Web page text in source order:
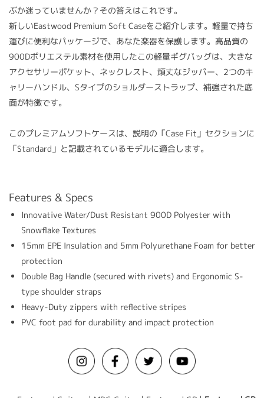
ぶか迷っていませんか？その答えはこれです。
新しいEastwood Premium Soft Caseをご紹介します。軽量で持ち
運びに便利なパッケージで、あなた楽器を保護します。高品質の
900Dポリエステル素材を使用したこの軽量ギグバッグは、大きな
アクセサリーポケット、ネックレスト、頑丈なジッパー、2つのキ
ャリーハンドル、Sタイプのショルダーストラップ、補強された底
面が特徴です。
このプレミアムソフトケースは、説明の「Case Fit」セクションに
「Standard」と記載されているモデルに適合します。
Features & Specs
Innovative Water/Dust Resistant 900D Polyester with
Snowflake Textures
15mm EPE Insulation and 5mm Polyurethane Foam for better
protection
Double Bag Handle (secured with rivets) and Ergonomic S-
type shoulder straps
Heavy-Duty zippers with reflective stripes
PVC foot pad for durability and impact protection